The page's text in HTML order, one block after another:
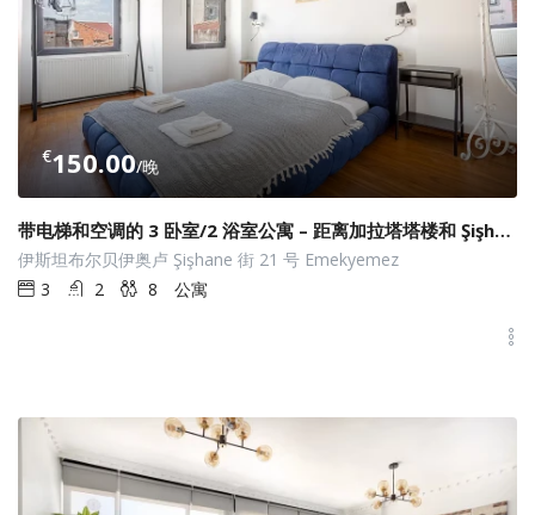
€150.00/晚
带电梯和空调的 3 卧室/2 浴室公寓 – 距离加拉塔塔楼和 Şişhane 地铁站仅几步之遥
伊斯坦布尔贝伊奥卢 Şişhane 街 21 号 Emekyemez
3
2 8 公寓